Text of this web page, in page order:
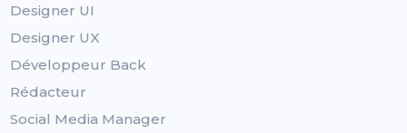
Designer UI
Designer UX
Développeur Back
Rédacteur
Social Media Manager